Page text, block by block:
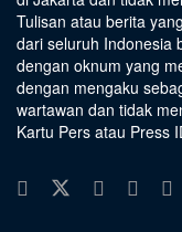
Tulisan atau berita
dari seluruh Indonesia
dengan oknum yang
dengan mengaku
wartawan dan tidak
Kartu Pers atau Press